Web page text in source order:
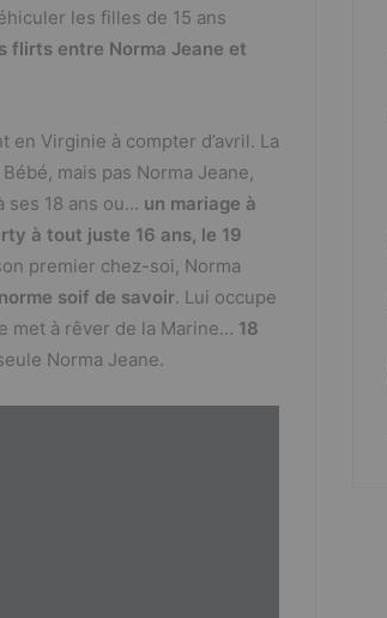
les filles de 15 ans
flirts entre Norma Jeane et
Virginie à compter d’avril. La
mais pas Norma Jeane,
ses 18 ans ou… un mariage à
à tout juste 16 ans, le 19
premier chez-soi, Norma
soif de savoir. Lui occupe
met à rêver de la Marine… 18
Norma Jeane.